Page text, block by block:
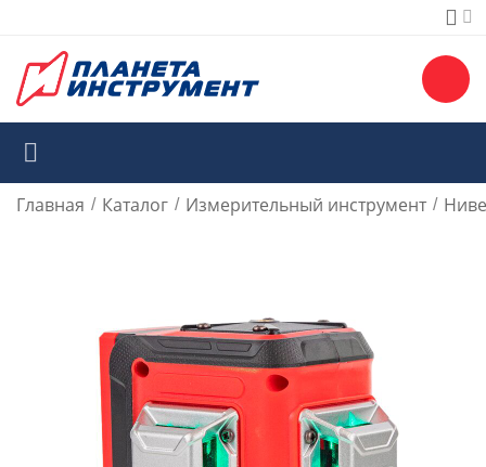
Главная / Каталог / Измерительный инструмент /